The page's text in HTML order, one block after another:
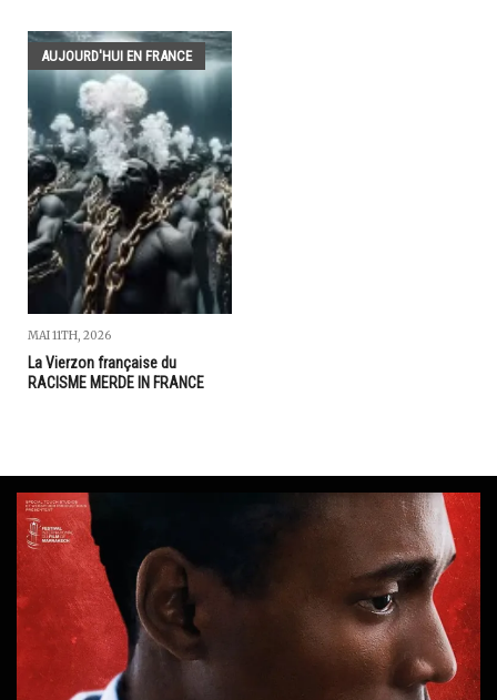
AUJOURD'HUI EN FRANCE
MAI 11TH, 2026
La Vierzon française du
RACISME MERDE IN FRANCE